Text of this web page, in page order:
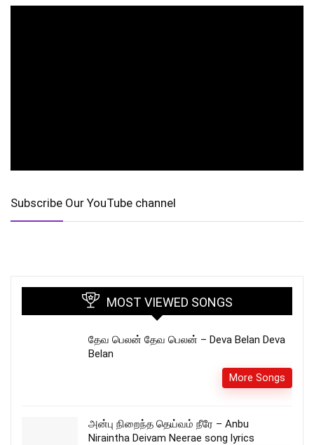
Subscribe Our YouTube channel
MOST VIEWED SONGS
தேவ பெலன் தேவ பெலன் – Deva Belan Deva
Belan
More Songs
அன்பு நிறைந்த தெய்வம் நீரே – Anbu
Niraintha Deivam Neerae song lyrics